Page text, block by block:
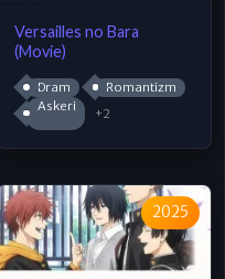
Versailles no Bara
(Movie)
Dram
Romantizm
Askeri
+2
2025